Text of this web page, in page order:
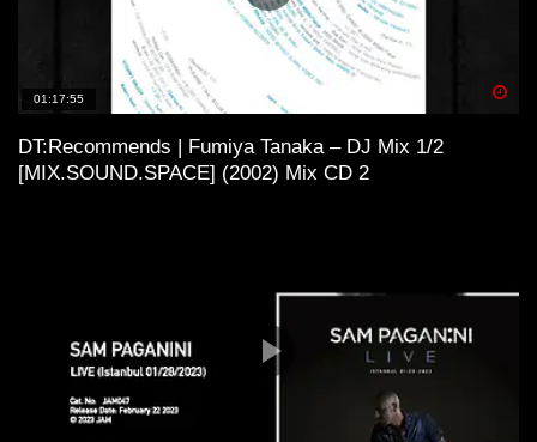
01:17:55
DT:Recommends | Fumiya Tanaka – DJ Mix 1/2
[MIX.SOUND.SPACE] (2002) Mix CD 2